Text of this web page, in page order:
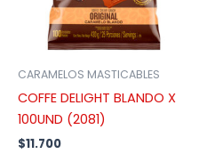
CARAMELOS MASTICABLES
COFFE DELIGHT BLANDO X
100UND (2081)
$11.700